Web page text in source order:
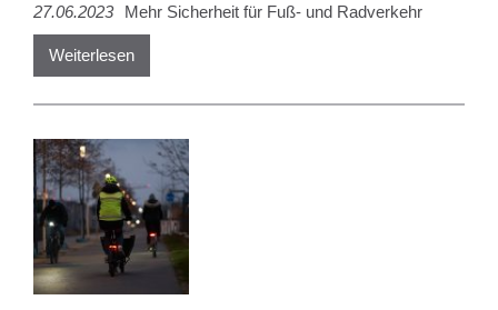
27.06.2023 Mehr Sicherheit für Fuß- und Radverkehr
Weiterlesen